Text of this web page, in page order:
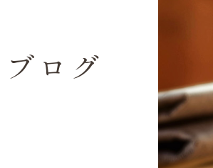
ログ